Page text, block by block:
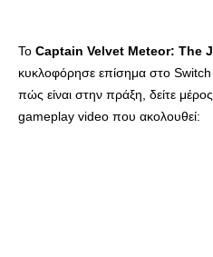
Το Captain Velvet Meteor: The
κυκλοφόρησε επίσημα στο Switch
πώς είναι στην πράξη, δείτε
gameplay video που ακολουθεί: